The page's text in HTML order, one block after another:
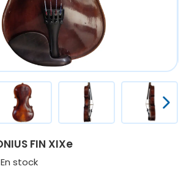
FIN XIXe
En stock